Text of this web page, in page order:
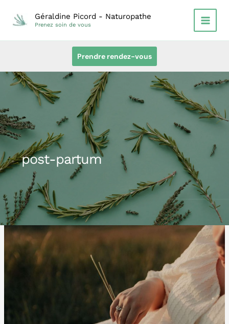
contenu
Géraldine Picord - Naturopathe
Prenez soin de vous
Prendre rendez-vous
post-partum